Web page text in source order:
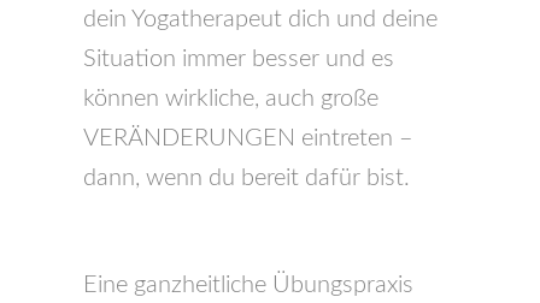
dein Yogatherapeut dich und deine
Situation immer besser und es
können wirkliche, auch große
VERÄNDERUNGEN eintreten –
dann, wenn du bereit dafür bist.
Eine ganzheitliche Übungspraxis